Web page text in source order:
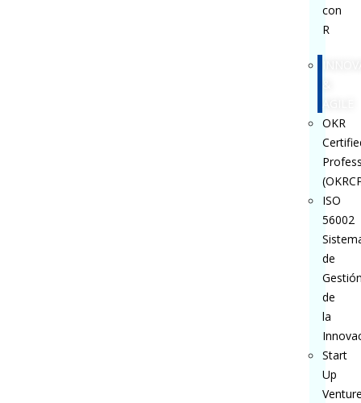
con
R
&
AGILE
OKR
ISO
56002
de
de
la
Start
Up